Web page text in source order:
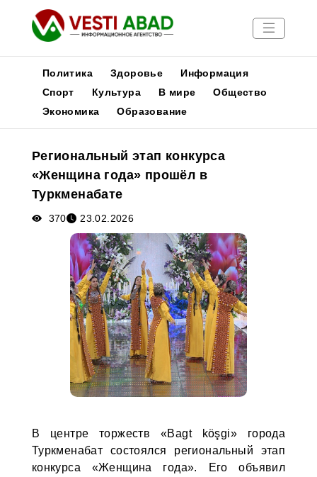
Новости
Медиа
Афиша
Политика Здоровье
Информация
Спорт
Культура В мире
Общество
Экономика
Образование
Региональный этап конкурса
«Женщина года» прошёл в
Туркменабате
370 23.02.2026
В центре торжеств «Bagt köşgi» города
Туркменабат состоялся региональный этап
конкурса «Женщина года». Его объявил